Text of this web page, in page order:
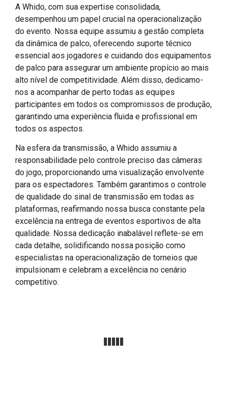
A Whido, com sua expertise consolidada,
desempenhou um papel crucial na operacionalização
do evento. Nossa equipe assumiu a gestão completa
da dinâmica de palco, oferecendo suporte técnico
essencial aos jogadores e cuidando dos equipamentos
de palco para assegurar um ambiente propício ao mais
alto nível de competitividade. Além disso, dedicamo-
nos a acompanhar de perto todas as equipes
participantes em todos os compromissos de produção,
garantindo uma experiência fluida e profissional em
todos os aspectos.
Na esfera da transmissão, a Whido assumiu a
responsabilidade pelo controle preciso das câmeras
do jogo, proporcionando uma visualização envolvente
para os espectadores. Também garantimos o controle
de qualidade do sinal de transmissão em todas as
plataformas, reafirmando nossa busca constante pela
excelência na entrega de eventos esportivos de alta
qualidade. Nossa dedicação inabalável reflete-se em
cada detalhe, solidificando nossa posição como
especialistas na operacionalização de torneios que
impulsionam e celebram a excelência no cenário
competitivo.